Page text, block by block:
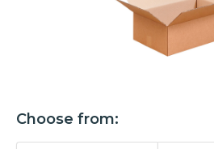
Choose from: